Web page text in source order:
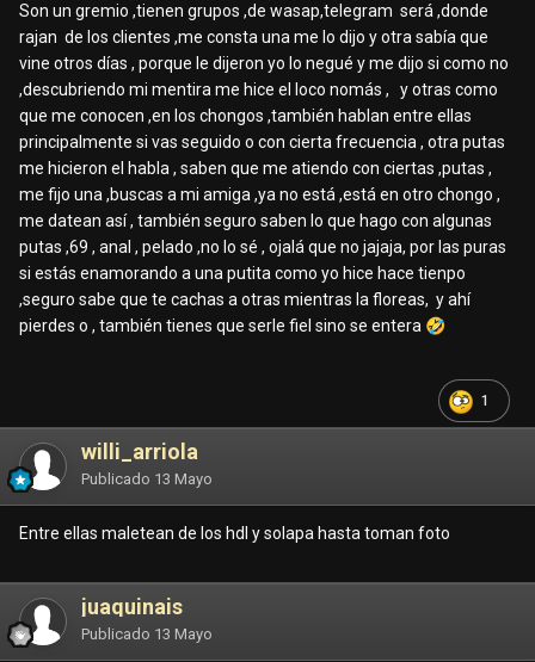
Son un gremio ,tienen grupos ,de wasap,telegram será ,donde
rajan de los clientes ,me consta una me lo dijo y otra sabía que
vine otros días , porque le dijeron yo lo negué y me dijo si como no
,descubriendo mi mentira me hice el loco nomás , y otras como
que me conocen ,en los chongos ,también hablan entre ellas
principalmente si vas seguido o con cierta frecuencia , otra putas
me hicieron el habla , saben que me atiendo con ciertas ,putas ,
me fijo una ,buscas a mi amiga ,ya no está ,está en otro chongo ,
me datean así , también seguro saben lo que hago con algunas
putas ,69 , anal , pelado ,no lo sé , ojalá que no jajaja, por las puras
si estás enamorando a una putita como yo hice hace tienpo
,seguro sabe que te cachas a otras mientras la floreas, y ahí
pierdes o , también tienes que serle fiel sino se entera 🤣
1
willi_arriola
Publicado 13 Mayo
Entre ellas maletean de los hdl y solapa hasta toman foto
juaquinais
Publicado 13 Mayo